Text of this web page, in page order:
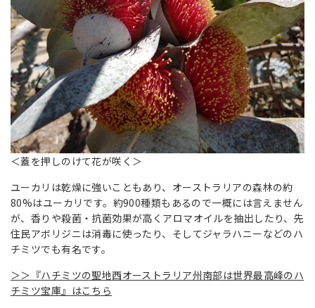
＜蓋を押しのけて花が咲く＞
ユーカリは乾燥に強いこともあり、オーストラリアの森林の約
80%はユーカリです。約900種類もあるので一概には言えません
が、香りや殺菌・抗菌効果が高くアロマオイルを抽出したり、先
住民アボリジニは消毒に使ったり、そしてジャラハニーなどのハ
チミツでも有名です。
＞＞『ハチミツの聖地西オーストラリア州南部は世界最高峰のハ
チミツ宝庫』はこちら